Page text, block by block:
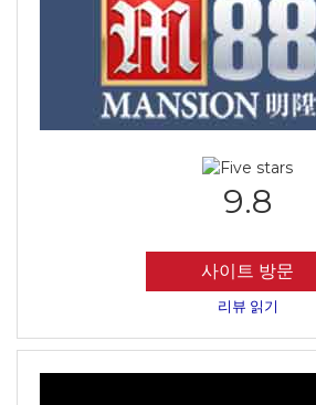
9.8
사이트 방문
리뷰 읽기